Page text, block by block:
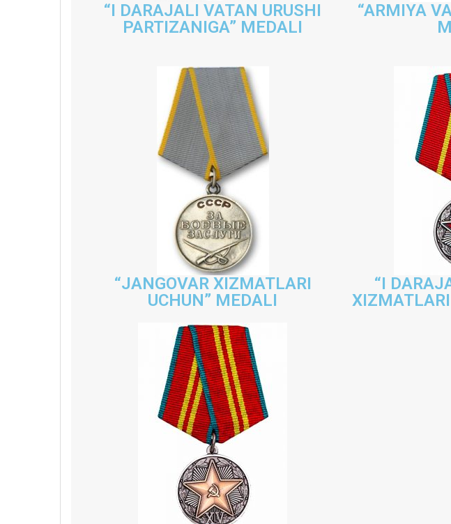
“I DARAJALI VATAN URUSHI
PARTIZANIGA” MEDALI
“ARMIYA
“JANGOVAR XIZMATLARI
UCHUN” MEDALI
“I